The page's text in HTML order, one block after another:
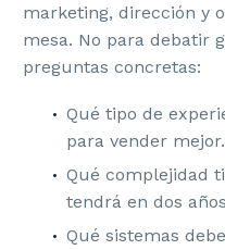
marketing, dirección y
mesa. No para debatir
preguntas concretas:
Qué tipo de
para vender mejor.
Qué complejidad
tendrá en dos
Qué sistemas